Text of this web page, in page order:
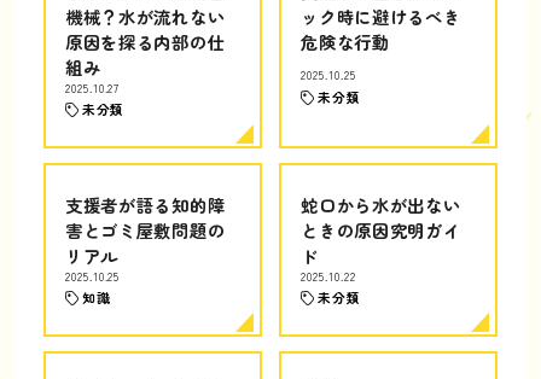
機械？水が流れない
原因を探る内部の仕
組み
2025.10.27
未分類
ック時に避けるべき
危険な行動
2025.10.25
未分類
支援者が語る知的障
害とゴミ屋敷問題の
リアル
2025.10.25
知識
蛇口から水が出ない
ときの原因究明ガイ
ド
2025.10.22
未分類